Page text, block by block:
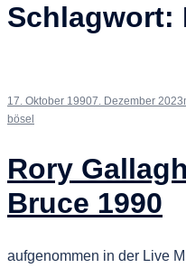
Schlagwort:
17. Oktober 19907. Dezember 2023
bösel
Rory
Bruce 1990
aufgenommen in der Live